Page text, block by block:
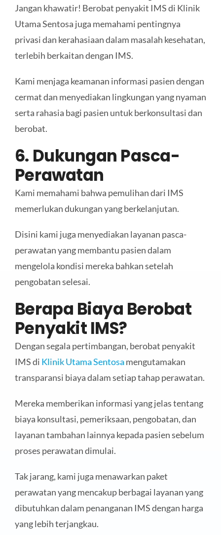
Jangan khawatir! Berobat penyakit IMS di Klinik
Utama Sentosa juga memahami pentingnya
privasi dan kerahasiaan dalam masalah kesehatan,
terlebih berkaitan dengan IMS.
Kami menjaga keamanan informasi pasien dengan
cermat dan menyediakan lingkungan yang nyaman
serta rahasia bagi pasien untuk berkonsultasi dan
berobat.
6. Dukungan Pasca-
Perawatan
Kami memahami bahwa pemulihan dari IMS
memerlukan dukungan yang berkelanjutan.
Disini kami juga menyediakan layanan pasca-
perawatan yang membantu pasien dalam
mengelola kondisi mereka bahkan setelah
pengobatan selesai.
Berapa Biaya Berobat
Penyakit IMS?
Dengan segala pertimbangan, berobat penyakit
IMS di Klinik Utama Sentosa mengutamakan
transparansi biaya dalam setiap tahap perawatan.
Mereka memberikan informasi yang jelas tentang
biaya konsultasi, pemeriksaan, pengobatan, dan
layanan tambahan lainnya kepada pasien sebelum
proses perawatan dimulai.
Tak jarang, kami juga menawarkan paket
perawatan yang mencakup berbagai layanan yang
dibutuhkan dalam penanganan IMS dengan harga
yang lebih terjangkau.